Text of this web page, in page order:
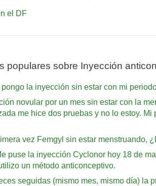
el DF
populares sobre Inyección
la inyección sin estar con mi
novular por un mes sin estar con la
me hice dos pruebas y no lo estoy.
vez Femgyl sin estar menstruando,
puse la inyección Cyclonor hoy 18 de
un método anticonceptivo.
seguidas (mismo mes, mismo día)